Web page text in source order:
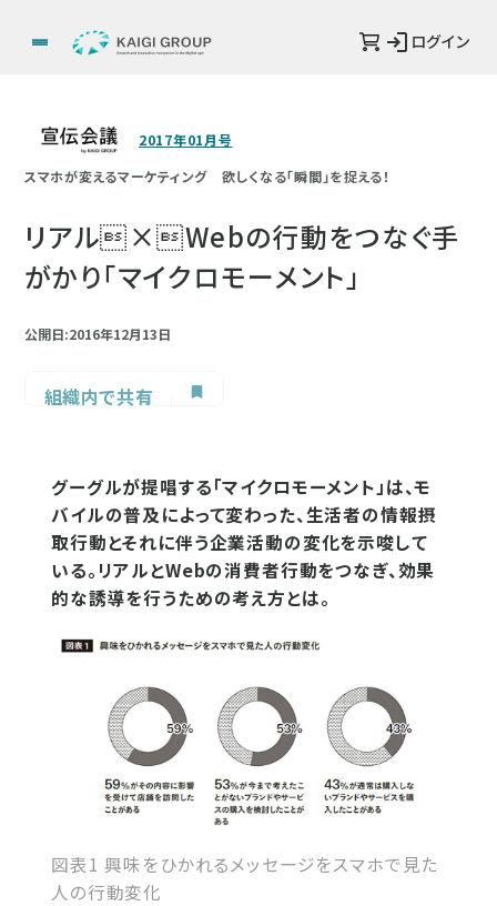
ログイン
2017年01月号
スマホが変えるマーケティング 欲しくなる「瞬間」を捉える！
リアル×Webの行動をつなぐ手
がかり「マイクロモーメント」
公開日:2016年12月13日
組織内で共有
グーグルが提唱する「マイクロモーメント」は、モ
バイルの普及によって変わった、生活者の情報摂
取行動とそれに伴う企業活動の変化を示唆して
いる。リアルとWebの消費者行動をつなぎ、効果
的な誘導を行うための考え方とは。
図表1 興味をひかれるメッセージをスマホで見た
人の行動変化